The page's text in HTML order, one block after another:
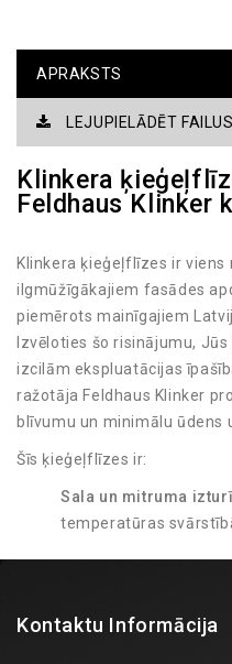
APRAKSTS
LEJUPIELĀDĒT FAILUS
Klinkera
Feldhaus Klinker
Klinkera ķieģeļflīzes ir
ilgmūžīgākajiem fasādes
piemērots mainīgajiem
Izvēloties šo risinājumu,
izcilām ekspluatācijas
ražotāja Feldhaus Klinker
blīvumu un minimālu ūdens
Šīs ķieģeļflīzes ir:
Sala un mitruma
temperatūras
pārkrāsošana vai
Kontaktu Informācija